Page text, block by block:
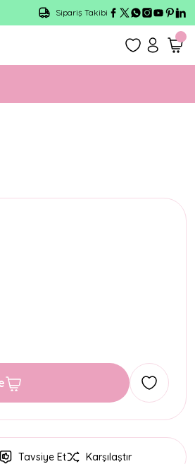
Sipariş Takibi
Tavsiye Et Karşılaştır